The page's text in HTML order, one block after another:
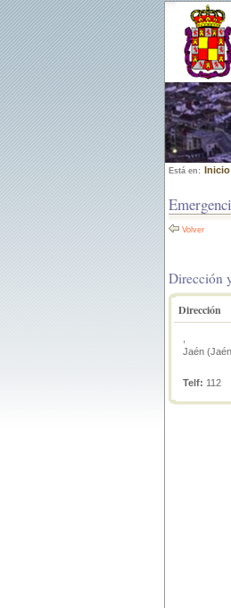
Está en: Inicio
Volver
Dirección
Dirección
Jaén
Telf: 112